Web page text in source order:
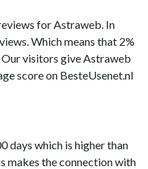
for Astraweb. In
Which means that 2%
visitors give Astraweb
score on BesteUsenet.nl
days which is higher than
makes the connection with